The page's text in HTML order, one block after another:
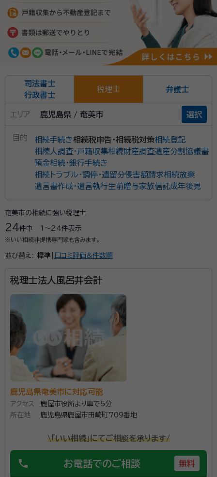
司法書士
行政書士
税理士 弁護士
エリア 鹿児島県 / 奄美市 選択
目的 相続手続き相続税申告・相続税対策相続登記
相続人調査・戸籍収集相続財産調査遺産分割協議書
預金相続・銀行手続き
相続トラブル・調停・遺留分侵害額請求相続放棄
遺言書作成・遺言執行生前贈与家族信託成年後見
奄美市の相続に強い税理士
24件中 1〜24件表示
※いい相続非提携専門家も含みます。
並び替え: 標準 口コミ評価&件数順
税理士法人風呂井会計
鹿児島県奄美市に対応可能
アクセス
鹿屋市役所より車で5分
所在地
鹿児島県鹿屋市田崎町709番地
\「いい相続」にてご相談を承ります/
phone お電話でのご相談 無料